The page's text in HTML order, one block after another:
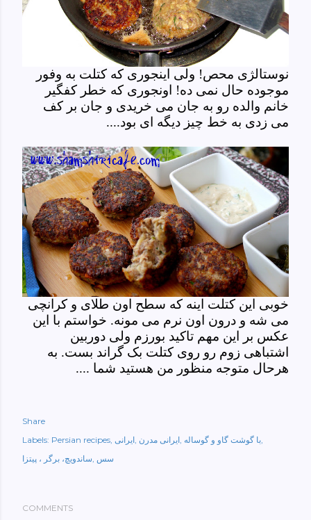
نوستالژی محص! ولی اینجوری که کتلت به وفور
موجوده حال نمی ده! اونجوری که خطر کفگیر
خانم والده رو به جان می خریدی و جان بر کف
می زدی به خط چیز دیگه ای بود....
خوبی این کتلت اینه که سطح اون طلای و کرانچی
می شه و درون اون نرم می مونه. خواستم با این
عکس بر این مهم تاکید بورزم ولی دوربین
اشتباهی زوم رو روی کتلت بک گراند بست. به
هرحال متوجه منظور من هستید شما ....
Share
Labels: Persian recipes ایرانی ایرانی مدرن با گوشت گاو و گوساله
ساندویچ، برگر ، پیتزا سس
COMMENTS